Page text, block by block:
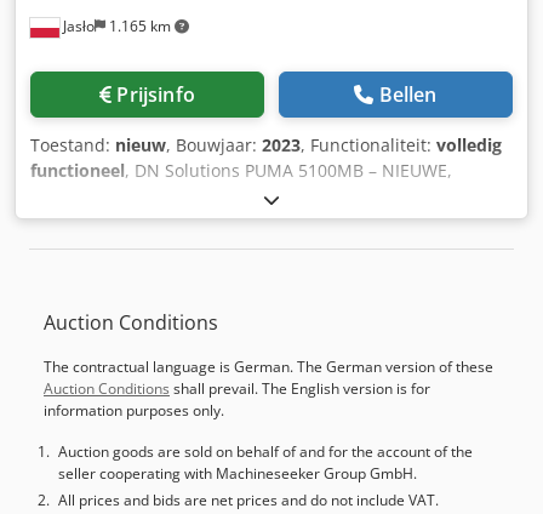
slijpschijf volgens ISO-, OSHA- en UNE-normen Cabine met
Slijpschijf-balansas MARPOSS elektrodynamisch
balanceersysteem Veiligheidssensor slijpschijf Axiale
Aandrijver Machineafmetingen / Gewicht Lengte (mm):
9400 Breedte (mm): 3600 Hoogte (mm): 2000 Gewicht (kg):
Jasło 1.165 km
Prijsinfo Bellen
Toestand: nieuw, Bouwjaar: 2023, Functionaliteit: volledig
functioneel, DN Solutions PUMA 5100MB – NIEUWE,
ONGEBRUIKTE MACHINE! Bouwjaar 2023 Fanuc Oi-TF 15” C-
as met aangedreven gereedschap Klem 21 inch (535 mm)
Spindeldoorlaat 166 mm Koepel met 12 posities BMT75
steun – centersteunen Contrasteun
houders, waarvan 4 aangedreven (2/2)
Auction Conditions
The contractual language is German. The German version of these
Auction Conditions shall prevail. The English version is for
information purposes only.
Auction goods are sold on behalf of and for the account of the
seller cooperating with Machineseeker Group GmbH.
All prices and bids are net prices and do not include VAT.